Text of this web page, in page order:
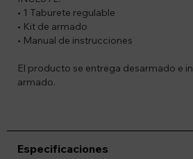
• 1 Taburete regulable
• Kit de armado
• Manual de instrucciones
El producto se entrega desarmado e
armado.
Especificaciones